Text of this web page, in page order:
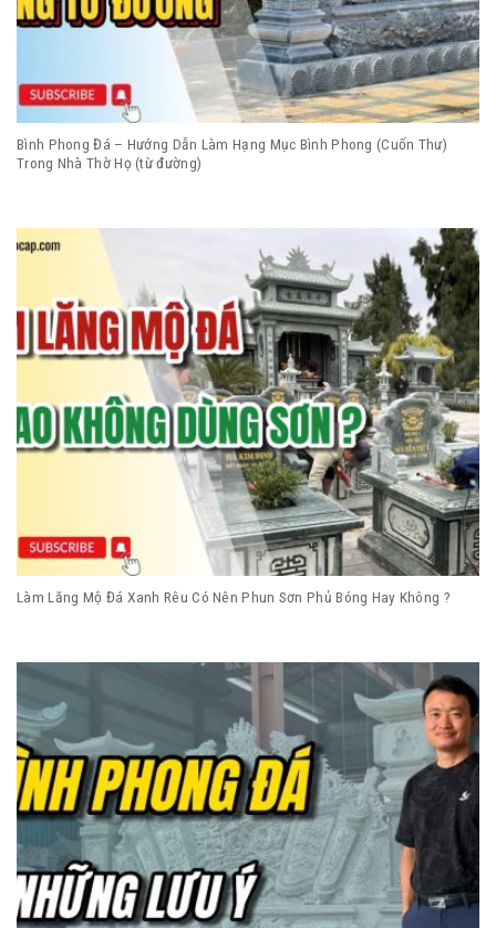
Bình Phong Đá – Hướng Dẫn Làm Hạng Mục Bình Phong (Cuốn Thư)
Trong Nhà Thờ Họ (từ đường)
Làm Lăng Mộ Đá Xanh Rêu Có Nên Phun Sơn Phủ Bóng Hay Không ?